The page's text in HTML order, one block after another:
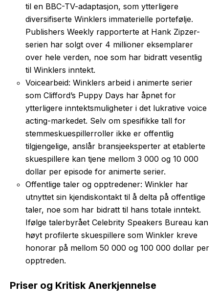
til en BBC-TV-adaptasjon, som ytterligere
diversifiserte Winklers immaterielle portefølje.
Publishers Weekly rapporterte at Hank Zipzer-
serien har solgt over 4 millioner eksemplarer
over hele verden, noe som har bidratt vesentlig
til Winklers inntekt.
Voicearbeid: Winklers arbeid i animerte serier
som Clifford’s Puppy Days har åpnet for
ytterligere inntektsmuligheter i det lukrative voice
acting-markedet. Selv om spesifikke tall for
stemmeskuespillerroller ikke er offentlig
tilgjengelige, anslår bransjeeksperter at etablerte
skuespillere kan tjene mellom 3 000 og 10 000
dollar per episode for animerte serier.
Offentlige taler og opptredener: Winkler har
utnyttet sin kjendiskontakt til å delta på offentlige
taler, noe som har bidratt til hans totale inntekt.
Ifølge talerbyrået Celebrity Speakers Bureau kan
høyt profilerte skuespillere som Winkler kreve
honorar på mellom 50 000 og 100 000 dollar per
opptreden.
Priser og Kritisk Anerkjennelse